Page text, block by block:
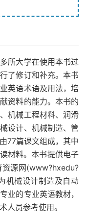
所大学在使用本书过
了修订和补充。本书
英语术语及用法，培
资料的能力。本书的
机械工程材料、润滑
设计、机械制造、管
77篇课文组成，其中
材料。本书提供电子
资源网(www?hxedu?
机械设计制造及自动
业的专业英语教材，
人员参考使用。